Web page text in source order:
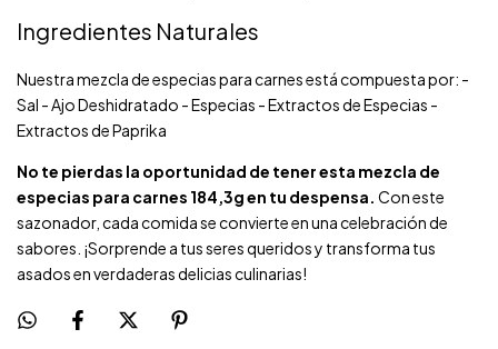
Ingredientes Naturales
Nuestra mezcla de especias para carnes está compuesta por: -
Sal - Ajo Deshidratado - Especias - Extractos de Especias -
Extractos de Paprika
No te pierdas la oportunidad de tener esta mezcla de
especias para carnes 184,3g en tu despensa. Con este
sazonador, cada comida se convierte en una celebración de
sabores. ¡Sorprende a tus seres queridos y transforma tus
asados en verdaderas delicias culinarias!